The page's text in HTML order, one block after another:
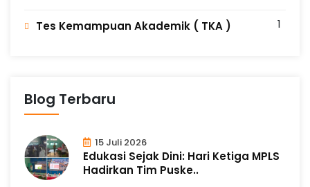
Tes Kemampuan Akademik ( TKA ) 1
Blog Terbaru
15 Juli 2026
Edukasi Sejak Dini: Hari Ketiga MPLS
Hadirkan Tim Puske..